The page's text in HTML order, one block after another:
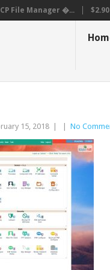
File Manager �...
15, 2018 No